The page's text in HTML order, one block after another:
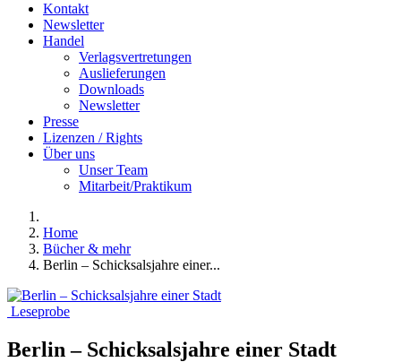
Kontakt
Newsletter
Handel
Verlagsvertretungen
Auslieferungen
Downloads
Newsletter
Presse
Lizenzen / Rights
Über uns
Unser Team
Mitarbeit/Praktikum
Home
Bücher & mehr
Berlin – Schicksalsjahre einer...
Leseprobe
Berlin – Schicksalsjahre einer Stadt